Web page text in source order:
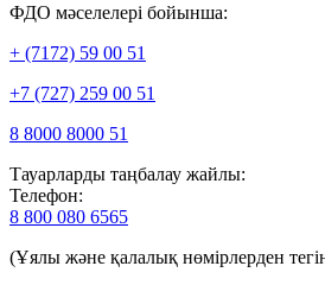
ФДО мәселелері бойынша:
+ (7172) 59 00 51
+7 (727) 259 00 51
8 8000 8000 51
Тауарларды таңбалау жайлы:
Телефон:
8 800 080 6565
(Ұялы және қалалық нөмірлерден